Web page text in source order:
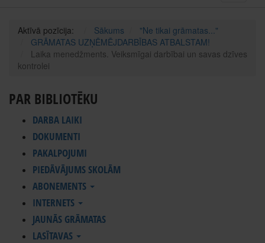
Aktīvā pozīcija: Sākums
"Ne tikai grāmatas..."
GRĀMATAS UZŅĒMĒJDARBĪBAS ATBALSTAM!
Laika menedžments. Veiksmīgai darbībai un savas dzīves
kontrolei
PAR BIBLIOTĒKU
DARBA LAIKI
DOKUMENTI
PAKALPOJUMI
PIEDĀVĀJUMS SKOLĀM
ABONEMENTS
INTERNETS
JAUNĀS GRĀMATAS
LASĪTAVAS